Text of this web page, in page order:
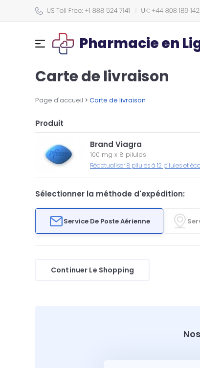
Pharmacie en
Carte de livraison
Page d'accueil > Carte de livraison
Produit
Brand Viagra
100 mg x 8 pilules
Réactualiser 8 pilules à 12 pilules et
Sélectionner la méthode d'expédition:
Service De Poste Aérienne
Continuer Le Shopping